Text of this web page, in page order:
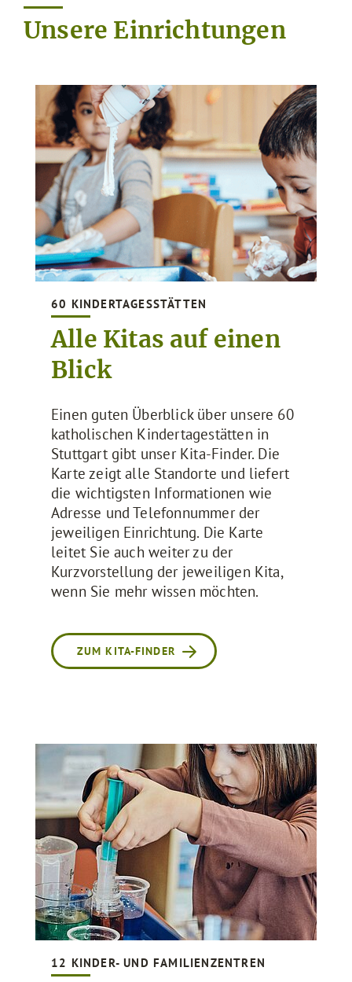
Unsere Einrichtungen
60 KINDERTAGESSTÄTTEN
Alle Kitas auf einen
Blick
Einen guten Überblick über unsere 60
katholischen Kindertagestätten in
Stuttgart gibt unser Kita-Finder. Die
Karte zeigt alle Standorte und liefert
die wichtigsten Informationen wie
Adresse und Telefonnummer der
jeweiligen Einrichtung. Die Karte
leitet Sie auch weiter zu der
Kurzvorstellung der jeweiligen Kita,
wenn Sie mehr wissen möchten.
ZUM KITA-FINDER
12 KINDER- UND FAMILIENZENTREN